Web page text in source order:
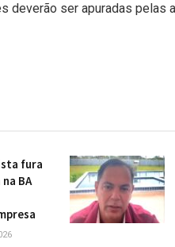
deverão ser apuradas pelas
fura
BA